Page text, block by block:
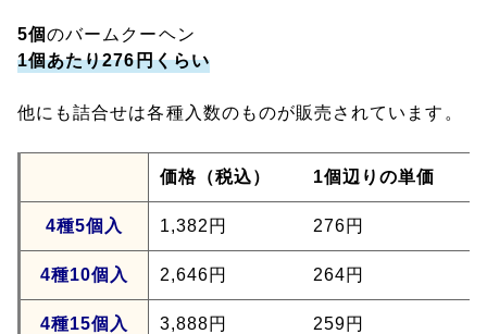
5個のバームクーヘン
1個あたり276円くらい
他にも詰合せは各種入数のものが販売されています。
価格（税込） 1個辺りの単価
4種5個入 1,382円 276円
4種10個入 2,646円 264円
4種15個入 3,888円 259円